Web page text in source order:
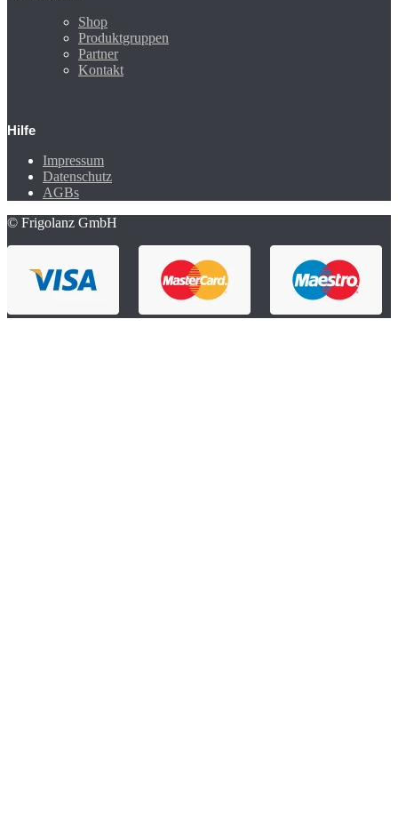
Shop
Produktgruppen
Partner
Kontakt
Hilfe
Impressum
Datenschutz
AGBs
© Frigolanz GmbH